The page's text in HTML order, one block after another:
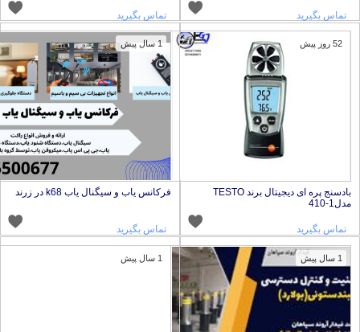
تماس بگیرید تماس بگیرید
52 روز پیش
بادسنج پره ای دیجیتال برند TESTO
مدل1-410
تماس بگیرید
1 سال پیش
فرکانس یاب و سیگنال یاب k68 در زرند
تماس بگیرید